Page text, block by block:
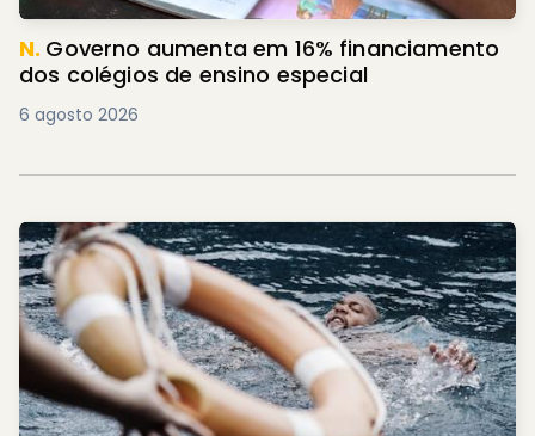
N. Governo aumenta em 16% financiamento
dos colégios de ensino especial
6 agosto 2026